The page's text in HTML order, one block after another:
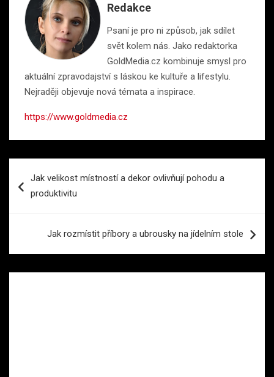
Redakce
Psaní je pro ni způsob, jak sdílet
svět kolem nás. Jako redaktorka
GoldMedia.cz kombinuje smysl pro
aktuální zpravodajství s láskou ke kultuře a lifestylu.
Nejraději objevuje nová témata a inspirace.
https://www.goldmedia.cz
proJak velikost místností a dekor ovlivňují pohodu a
produktivitu
Jak rozmístit příbory a ubrousky na jídelním stole